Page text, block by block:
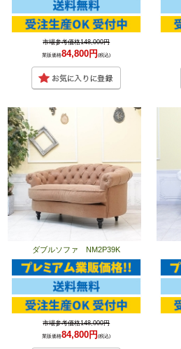
市場参考価格148,000円
業販価格84,800円(税込)
ダブルソファ NM2P39K
市場参考価格148,000円
業販価格84,800円(税込)